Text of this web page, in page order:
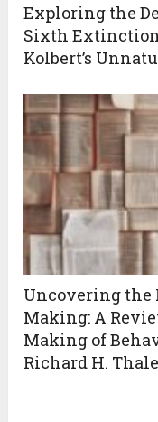
Exploring the
Sixth
Kolbert’s
Uncovering the
Making: A
Making of
Richard H.